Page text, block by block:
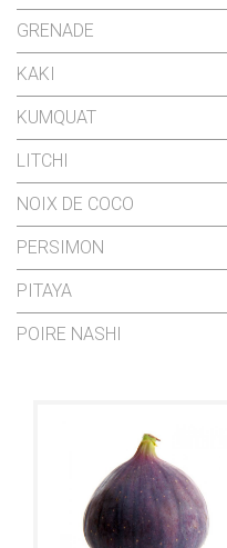
GRENADE
KAKI
KUMQUAT
LITCHI
NOIX DE COCO
PERSIMON
PITAYA
POIRE NASHI